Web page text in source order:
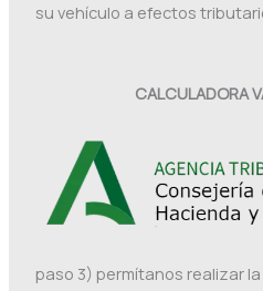
su vehículo a efectos
CALCULADORA
paso 3) permítanos realizar